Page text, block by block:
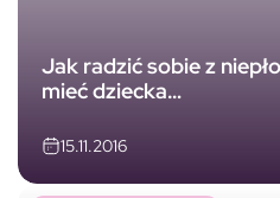
Jak radzić sobie z
mieć dziecka…
15.11.2016